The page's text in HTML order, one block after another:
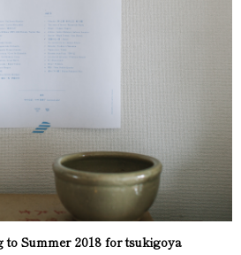
to Summer 2018 for tsukigoya